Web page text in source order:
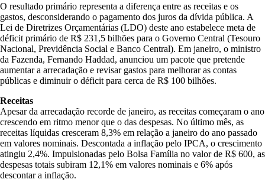
O resultado primário representa a diferença entre as receitas e os
gastos, desconsiderando o pagamento dos juros da dívida pública. A
Lei de Diretrizes Orçamentárias (LDO) deste ano estabelece meta de
déficit primário de R$ 231,5 bilhões para o Governo Central (Tesouro
Nacional, Previdência Social e Banco Central). Em janeiro, o ministro
da Fazenda, Fernando Haddad, anunciou um pacote que pretende
aumentar a arrecadação e revisar gastos para melhorar as contas
públicas e diminuir o déficit para cerca de R$ 100 bilhões.
Receitas
Apesar da arrecadação recorde de janeiro, as receitas começaram o ano
crescendo em ritmo menor que o das despesas. No último mês, as
receitas líquidas cresceram 8,3% em relação a janeiro do ano passado
em valores nominais. Descontada a inflação pelo IPCA, o crescimento
atingiu 2,4%. Impulsionadas pelo Bolsa Família no valor de R$ 600, as
despesas totais subiram 12,1% em valores nominais e 6% após
descontar a inflação.